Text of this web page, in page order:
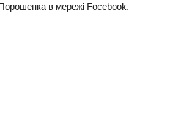
в мережі Focebook.